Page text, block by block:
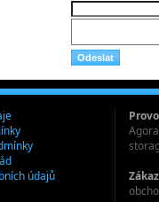
údajů